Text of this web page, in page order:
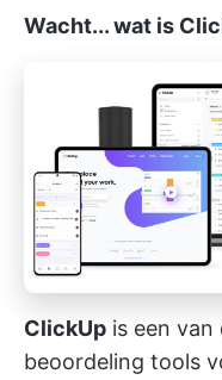
Wacht... wat is
ClickUp is een van
beoordeling tools